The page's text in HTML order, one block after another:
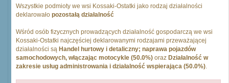
Wszystkie podmioty we wsi Kossaki-Ostatki jako rodzaj działalności
deklarowało pozostałą działalność
Wśród osób fizycznych prowadzących działalność gospodarczą we wsi
Kossaki-Ostatki najczęściej deklarowanymi rodzajami przeważającej
działalności są Handel hurtowy i detaliczny; naprawa pojazdów
samochodowych, włączając motocykle (50.0%) oraz Działalność w
zakresie usług administrowania i działalność wspierająca (50.0%).